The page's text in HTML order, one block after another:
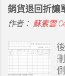
銷貨退回折讓
作者： 蘇素雲